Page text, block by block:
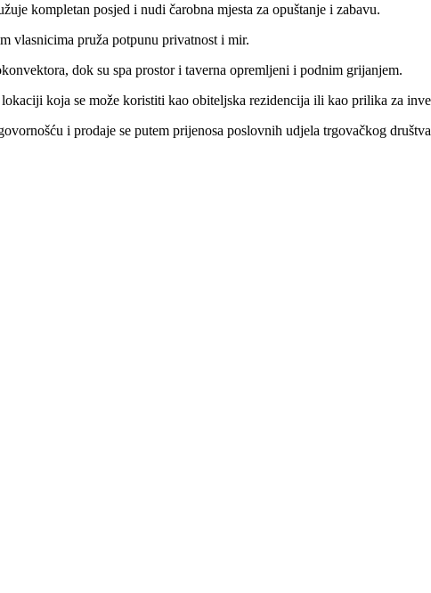
kompletan posjed i nudi čarobna mjesta za opuštanje i zabavu.
vlasnicima pruža potpunu privatnost i mir.
dok su spa prostor i taverna opremljeni i podnim grijanjem.
koja se može koristiti kao obiteljska rezidencija ili kao prilika za
i prodaje se putem prijenosa poslovnih udjela trgovačkog